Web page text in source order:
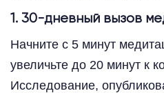
1. 30-дневный вызов
Начните с 5 минут
увеличьте до 20 минут к
Исследование,